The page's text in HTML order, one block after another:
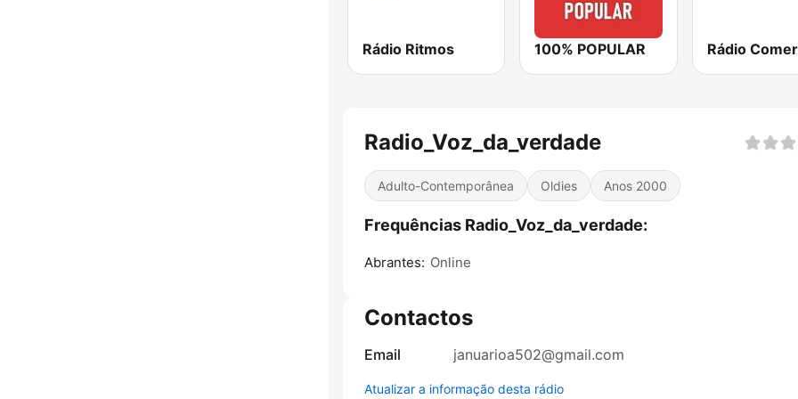
Rádio Ritmos 100% POPULAR
Radio_Voz_da_verdade
Adulto-Contemporânea Oldies Anos 2000
Frequências Radio_Voz_da_verdade:
Abrantes: Online
Contactos
Email januarioa502@gmail.com
Atualizar a informação desta rádio